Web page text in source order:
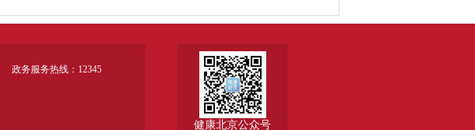
政务服务热线：12345
健康北京公众号